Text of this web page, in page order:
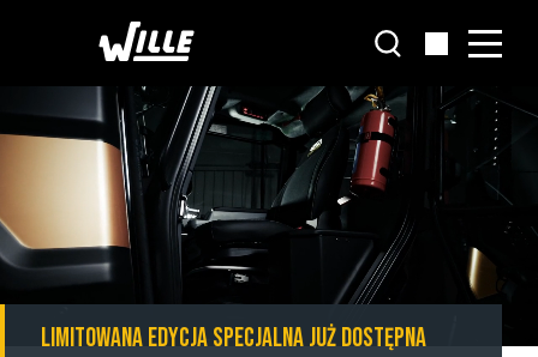
Limitowana edycja specjalna już dostępna